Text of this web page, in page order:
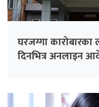
घरजग्गा कारोबारका
दिनभित्र अनलाइन